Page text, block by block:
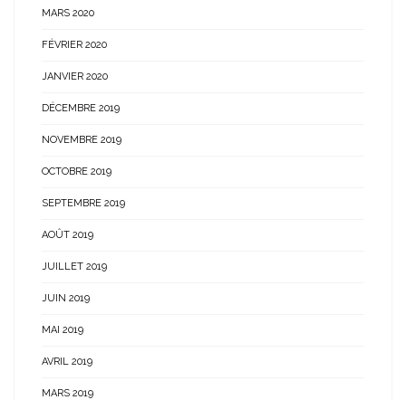
MARS 2020
FÉVRIER 2020
JANVIER 2020
DÉCEMBRE 2019
NOVEMBRE 2019
OCTOBRE 2019
SEPTEMBRE 2019
AOÛT 2019
JUILLET 2019
JUIN 2019
MAI 2019
AVRIL 2019
MARS 2019